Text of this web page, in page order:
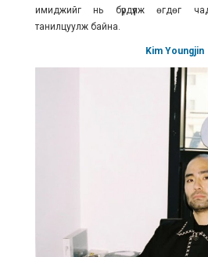
имиджийг нь бүрдүүлж өгдөг
танилцуулж байна.
Kim Youngjin